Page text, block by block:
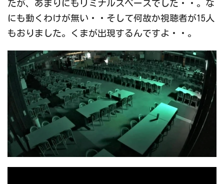
たが、あまりにもリミナルスペースでした・・。な
にも動くわけが無い・・そして何故か視聴者が15人
もおりました。くまが出現するんですよ・・。